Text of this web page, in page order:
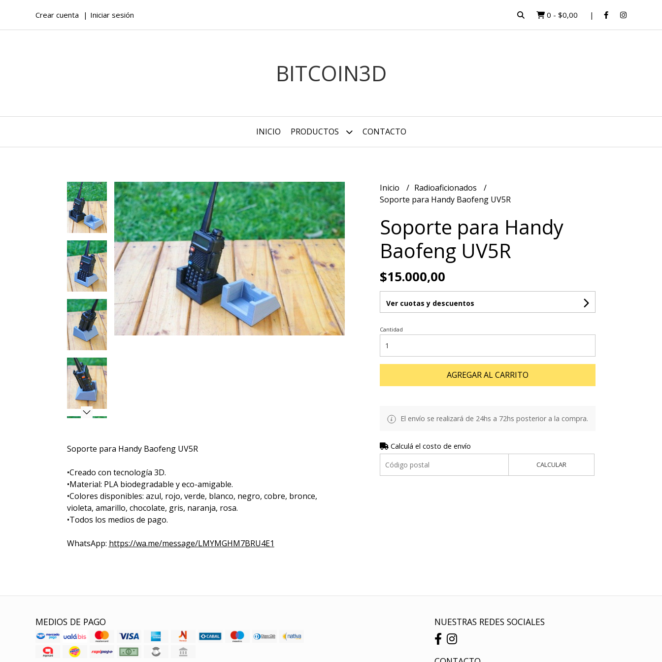
Crear cuenta Iniciar sesión 0 - $0,00
BITCOIN3D
INICIO PRODUCTOS CONTACTO
Soporte para Handy Baofeng UV5R
•Creado con tecnología 3D.
•Material: PLA biodegradable y eco-amigable.
•Colores disponibles: azul, rojo, verde, blanco, negro, cobre, bronce,
violeta, amarillo, chocolate, gris, naranja, rosa.
•Todos los medios de pago.
WhatsApp: https://wa.me/message/LMYMGHM7BRU4E1
Inicio
Radioaficionados
Soporte para Handy Baofeng UV5R
Soporte para Handy
Baofeng UV5R
$15.000,00
Ver cuotas y descuentos
Cantidad
AGREGAR AL CARRITO
El envío se realizará de 24hs a 72hs posterior a la compra.
Calculá el costo de envío
CALCULAR
MEDIOS DE PAGO NUESTRAS REDES SOCIALES